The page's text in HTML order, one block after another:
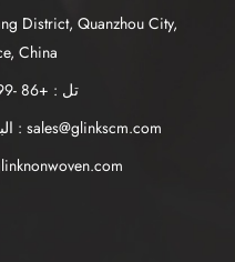
China
تل : +86 -199 5995 3955
البريد الإلكتروني : sales@glinkscm.com